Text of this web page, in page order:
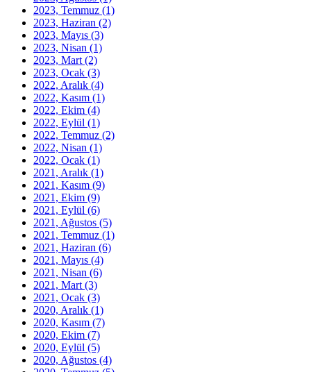
2023, Temmuz (1)
2023, Haziran (2)
2023, Mayıs (3)
2023, Nisan (1)
2023, Mart (2)
2023, Ocak (3)
2022, Aralık (4)
2022, Kasım (1)
2022, Ekim (4)
2022, Eylül (1)
2022, Temmuz (2)
2022, Nisan (1)
2022, Ocak (1)
2021, Aralık (1)
2021, Kasım (9)
2021, Ekim (9)
2021, Eylül (6)
2021, Ağustos (5)
2021, Temmuz (1)
2021, Haziran (6)
2021, Mayıs (4)
2021, Nisan (6)
2021, Mart (3)
2021, Ocak (3)
2020, Aralık (1)
2020, Kasım (7)
2020, Ekim (7)
2020, Eylül (5)
2020, Ağustos (4)